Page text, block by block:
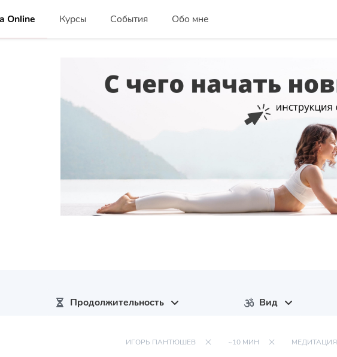
Online Курсы События Обо мне
Продолжительность Вид
ИГОРЬ ПАНТЮШЕВ ~10 МИН МЕДИТАЦИЯ